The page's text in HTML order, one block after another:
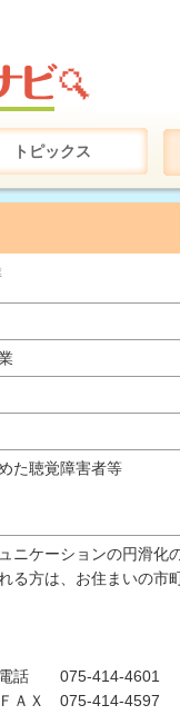
トピックス
た聴覚障害者等
ニケーションの円滑化
る方は、お住まいの市
話 075-414-4601
414-4597